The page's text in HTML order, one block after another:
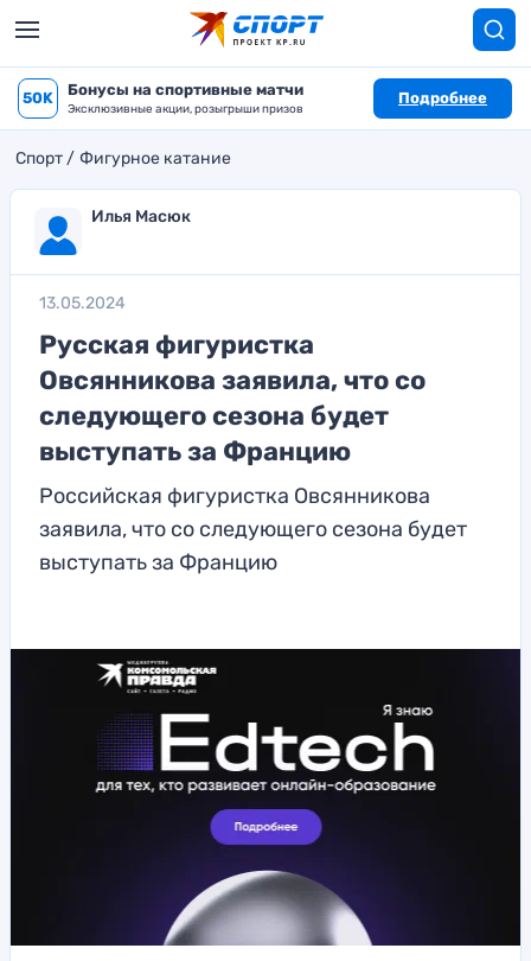
50K Бонусы на спортивные матчи
Эксклюзивные акции, розыгрыши призов
Подробнее
Спорт Фигурное катание
Илья Масюк
13.05.2024
Русская фигуристка
Овсянникова заявила, что со
следующего сезона будет
выступать за Францию
Российская фигуристка Овсянникова
заявила, что со следующего сезона будет
выступать за Францию